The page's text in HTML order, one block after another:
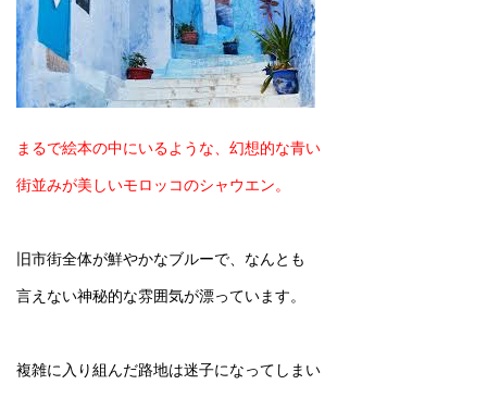
まるで絵本の中にいるような、幻想的な青い
街並みが美しいモロッコのシャウエン。
旧市街全体が鮮やかなブルーで、なんとも
言えない神秘的な雰囲気が漂っています。
複雑に入り組んだ路地は迷子になってしまい